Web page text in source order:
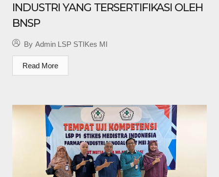
INDUSTRI YANG TERSERTIFIKASI OLEH
BNSP
By Admin LSP STIKes MI
Read More